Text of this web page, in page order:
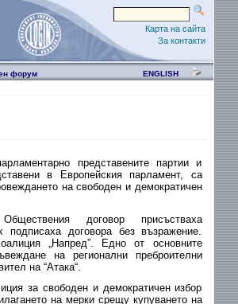
Карта на сайта
За контакти
форум ENGLISH
представените партии и
в Европейския парламент, са
на свободен и демократичен
договор присъстваха
договора без възражение.
„Напред”. Едно от основните
на регионални преброителни
на “Атака“.
за свободен и демократичен избор
на мерки срещу купуването на